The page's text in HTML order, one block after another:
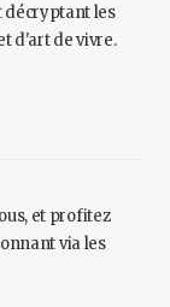
décryptant les
d'art de vivre.
et profitez
via les